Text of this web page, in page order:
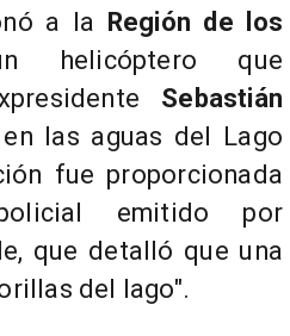
a la Región de los
helicóptero que
Sebastián
las aguas del Lago
fue proporcionada
emitido por
que detalló que una
del lago".